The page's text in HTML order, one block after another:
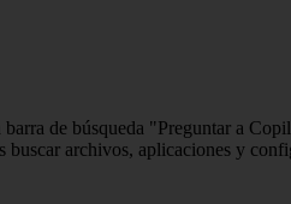
de búsqueda "Preguntar a
archivos, aplicaciones y